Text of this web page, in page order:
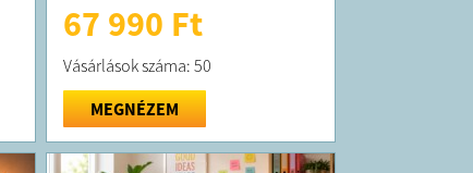
67 990 Ft
Vásárlások száma: 50
MEGNÉZEM